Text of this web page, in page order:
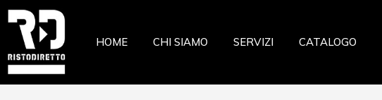
HOME CHI SIAMO SERVIZI CATALOGO